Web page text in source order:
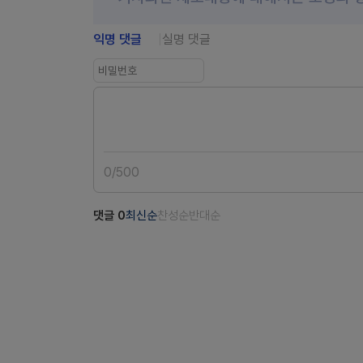
익명 댓글 실명 댓글
0/500
댓글 0최신순찬성순반대순